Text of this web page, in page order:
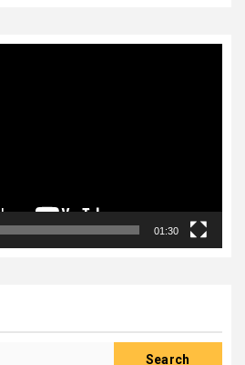
01:30
Search